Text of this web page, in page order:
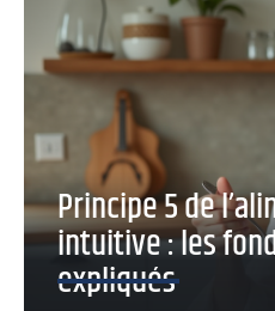
Principe 5 de
intuitive : les
expliqués